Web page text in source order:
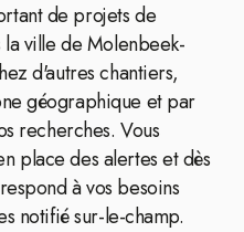
de projets de
ville de Molenbeek-
d'autres chantiers,
géographique et par
recherches. Vous
place des alertes et dès
à vos besoins
notifié sur-le-champ.